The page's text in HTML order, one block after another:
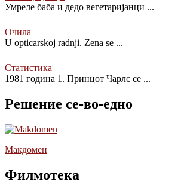
Умреле баба и дедо вегетаријанци ...
Очила
U opticarskoj radnji. Zena se ...
Статистика
1981 година 1. Принцот Чарлс се ...
Решение се-во-едно
Макдомен
Филмотека